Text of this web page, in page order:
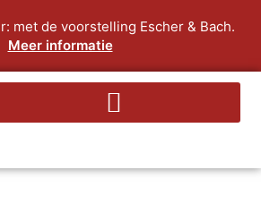
met de voorstelling Escher & Bach.
Meer informatie